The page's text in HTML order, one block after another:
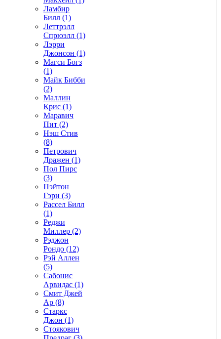
Ламбир
Билл (1)
Леттрэлл
Спрюэлл (1)
Лэрри
Джонсон (1)
Магси Богз
(1)
Майк Бибби
(2)
Маллин
Крис (1)
Маравич
Пит (2)
Нэш Стив
(8)
Петрович
Дражен (1)
Пол Пирс
(3)
Пэйтон
Гэри (3)
Рассел Билл
(1)
Реджи
Миллер (2)
Рэджон
Рондо (12)
Рэй Аллен
(5)
Сабонис
Арвидас (1)
Смит Джей
Ар (8)
Старкс
Джон (1)
Стоякович